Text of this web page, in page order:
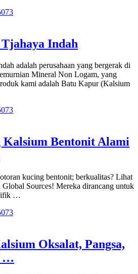
Indah
adalah perusahaan yang bergerak di
Mineral Non Logam, yang
kami adalah Batu Kapur (Kalsium
Bentonit Alami
kucing bentonit; berkualitas? Lihat
Global Sources! Mereka dirancang untuk
…
Oksalat, Pangsa,
…